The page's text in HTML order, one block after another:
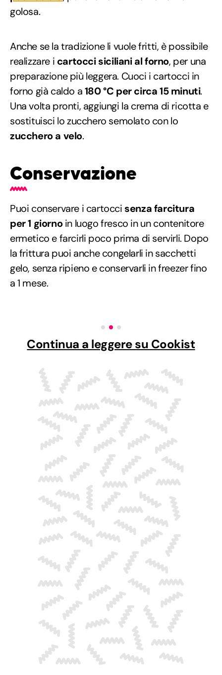
golosa.
Anche se la tradizione li vuole fritti, è possibile
realizzare i cartocci siciliani al forno, per una
preparazione più leggera. Cuoci i cartocci in
forno già caldo a180 °C per circa 15 minuti.
Una volta pronti, aggiungi la crema di ricotta e
sostituisci lo zucchero semolato con lo
zucchero a velo.
Conservazione
Puoi conservare i cartocci senza farcitura
per 1 giornoin luogo fresco in un contenitore
ermetico e farcirli poco prima di servirli. Dopo
la frittura puoi anche congelarli in sacchetti
gelo, senza ripieno e conservarli in freezer fino
a 1 mese.
Continua a leggere su Cookist